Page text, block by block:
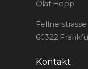
Olaf Hopp
Fellnerstrasse
60322
Kontakt